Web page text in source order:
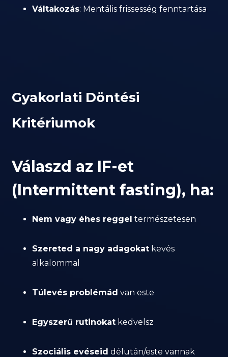
Váltakozás: Mentális frissesség fenntartása
Gyakorlati Döntési
Kritériumok
Válaszd az IF-et
(Intermittent fasting), ha:
Nem vagy éhes reggel természetesen
Szereted a nagy adagokat kevés
alkalommal
Túlevés problémád van este
Egyszerű rutinokat kedvelsz
Szociális evéseid délután/este vannak